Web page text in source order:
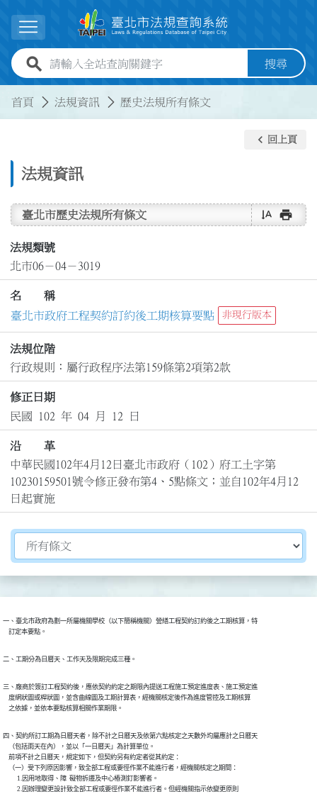
展開選單
全站查詢關鍵字欄位 搜尋
首頁 法規資訊 歷史法規所有條文
法規資訊
keyboard_arrow_left 回上頁
臺北市歷史法規所有條文 text_rotate_vertical print
法規類號
北市06－04－3019
名 稱
臺北市政府工程契約訂約後工期核算要點
非現行版本
法規位階
行政規則：屬行政程序法第159條第2項第2款
修正日期
民國 102 年 04 月 12 日
沿 革
中華民國102年4月12日臺北市政府（102）府工土字第
10230159501號令修正發布第4、5點條文；並自102年4月12
日起實施
切換選擇法規資訊內容
一、臺北市政府為劃一所屬機關學校（以下簡稱機關）營繕工程契約訂約後之工期核算，特
    訂定本要點。
二、工期分為日曆天、工作天及限期完成三種。
三、廠商於簽訂工程契約後，應依契約約定之期限內提送工程施工預定進度表、施工預定進
    度網狀圖或桿狀圖，並含曲線圖及工期計算表，經機關核定後作為進度管控及工期核算
    之依據，並依本要點核算相關作業期限。
四、契約所訂工期為日曆天者，除不計之日曆天及依第六點核定之天數外均屬應計之日曆天
    （包括雨天在內），並以「一日曆天」為計算單位。
    前項不計之日曆天，規定如下，但契約另有約定者從其約定：
    （一）受下列原因影響，致全部工程或要徑作業不能進行者，經機關核定之期間：
          1.因用地取得、障  礙物拆遷及中心樁測釘影響者。
          2.因辦理變更設計致全部工程或要徑作業不能進行者。但經機關指示依變更原則